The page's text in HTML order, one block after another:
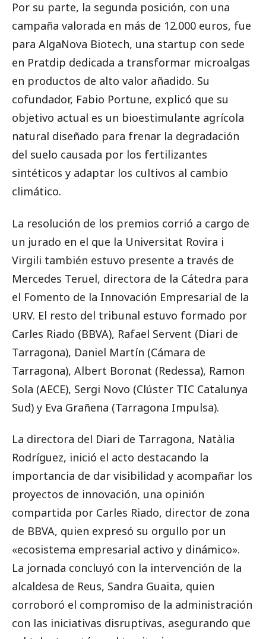
Por su parte, la segunda posición, con una
campaña valorada en más de 12.000 euros, fue
para AlgaNova Biotech, una startup con sede
en Pratdip dedicada a transformar microalgas
en productos de alto valor añadido. Su
cofundador, Fabio Portune, explicó que su
objetivo actual es un bioestimulante agrícola
natural diseñado para frenar la degradación
del suelo causada por los fertilizantes
sintéticos y adaptar los cultivos al cambio
climático.
La resolución de los premios corrió a cargo de
un jurado en el que la Universitat Rovira i
Virgili también estuvo presente a través de
Mercedes Teruel, directora de la Cátedra para
el Fomento de la Innovación Empresarial de la
URV. El resto del tribunal estuvo formado por
Carles Riado (BBVA), Rafael Servent (Diari de
Tarragona), Daniel Martín (Cámara de
Tarragona), Albert Boronat (Redessa), Ramon
Sola (AECE), Sergi Novo (Clúster TIC Catalunya
Sud) y Eva Grañena (Tarragona Impulsa).
La directora del Diari de Tarragona, Natàlia
Rodríguez, inició el acto destacando la
importancia de dar visibilidad y acompañar los
proyectos de innovación, una opinión
compartida por Carles Riado, director de zona
de BBVA, quien expresó su orgullo por un
«ecosistema empresarial activo y dinámico».
La jornada concluyó con la intervención de la
alcaldesa de Reus, Sandra Guaita, quien
corroboró el compromiso de la administración
con las iniciativas disruptivas, asegurando que